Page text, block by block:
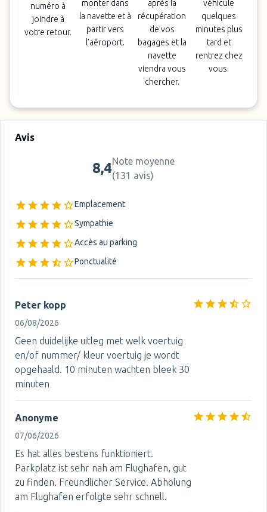
numéro à
joindre à
votre retour.
monter dans
la navette et à
partir vers
l'aéroport.
après la
récupération
de vos
bagages et la
navette
viendra vous
chercher.
véhicule
quelques
minutes plus
tard et
rentrez chez
vous.
Avis
8,4Note moyenne
(131 avis)
Emplacement
Sympathie
Accès au parking
Ponctualité
Peter kopp
06/08/2026
Geen duidelijke uitleg met welk voertuig
en/of nummer/ kleur voertuig je wordt
opgehaald. 10 minuten wachten bleek 30
minuten
Anonyme
07/06/2026
Es hat alles bestens funktioniert.
Parkplatz ist sehr nah am Flughafen, gut
zu finden. Freundlicher Service. Abholung
am Flughafen erfolgte sehr schnell.